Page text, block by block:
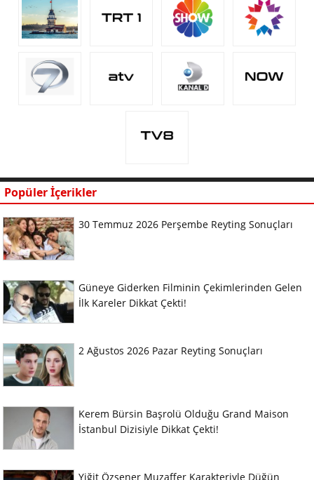
Popüler İçerikler
30 Temmuz 2026 Perşembe Reyting Sonuçları
Güneye Giderken Filminin Çekimlerinden Gelen
İlk Kareler Dikkat Çekti!
2 Ağustos 2026 Pazar Reyting Sonuçları
Kerem Bürsin Başrolü Olduğu Grand Maison
İstanbul Dizisiyle Dikkat Çekti!
Yiğit Özşener Muzaffer Karakteriyle Düğün